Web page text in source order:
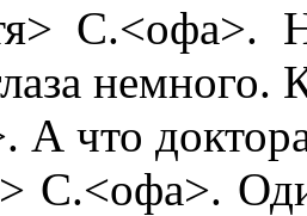
С.<офа>.
немного.
А что
С.<офа>.